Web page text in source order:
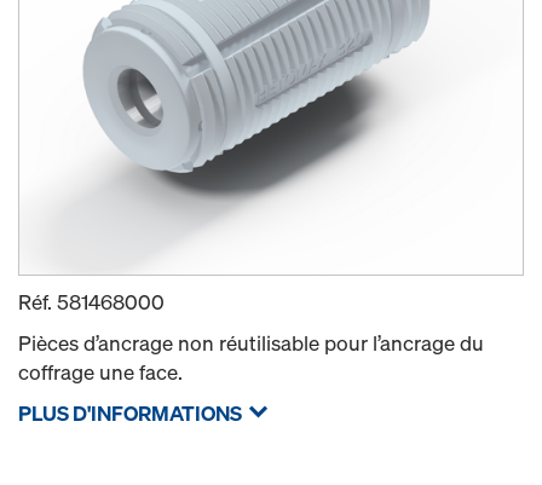
Réf. 581468000
Pièces d’ancrage non réutilisable pour l’ancrage du
coffrage une face.
PLUS D'INFORMATIONS